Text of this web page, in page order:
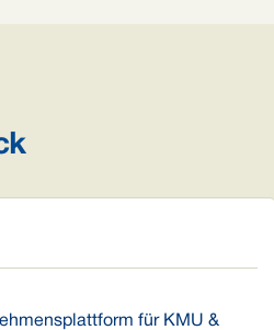
für KMU &